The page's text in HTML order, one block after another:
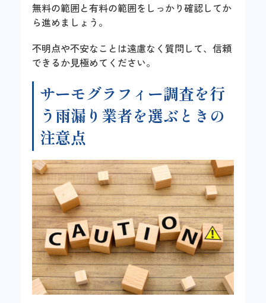
無料の範囲と有料の範囲をしっかり確認してか
ら進めましょう。
不明点や不安なことは遠慮なく質問して、信頼
できるか見極めてください。
サーモグラフィー調査を行
う雨漏り業者を選ぶときの
注意点